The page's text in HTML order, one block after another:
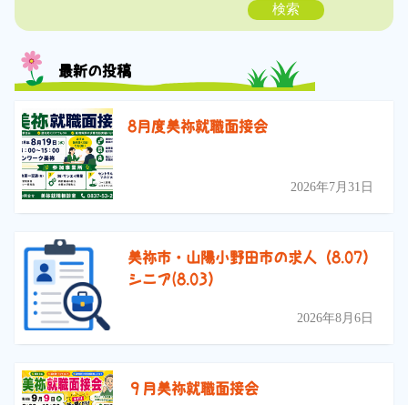
検索
最新の投稿
8月度美祢就職面接会
2026年7月31日
美祢市・山陽小野田市の求人（8.07）
シニア(8.03）
2026年8月6日
９月美祢就職面接会